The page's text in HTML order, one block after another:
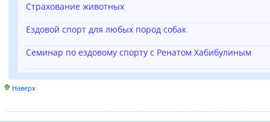
Страхование животных
Ездовой спорт для любых пород собак
Семинар по ездовому спорту с Ренатом Хабибулиным
Наверх